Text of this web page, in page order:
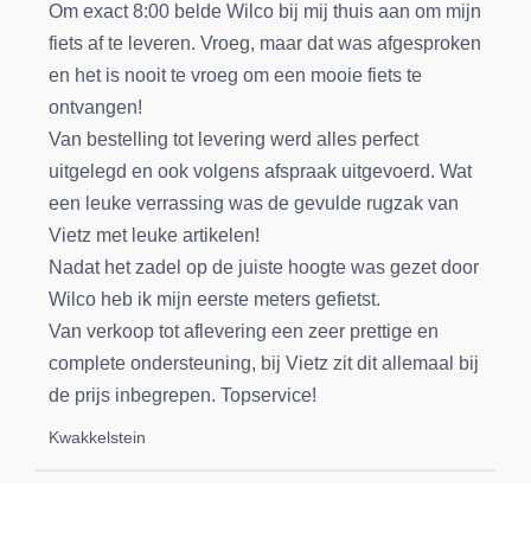
Om exact 8:00 belde Wilco bij mij thuis aan om mijn
fiets af te leveren. Vroeg, maar dat was afgesproken
en het is nooit te vroeg om een mooie fiets te
ontvangen!
Van bestelling tot levering werd alles perfect
uitgelegd en ook volgens afspraak uitgevoerd. Wat
een leuke verrassing was de gevulde rugzak van
Vietz met leuke artikelen!
Nadat het zadel op de juiste hoogte was gezet door
Wilco heb ik mijn eerste meters gefietst.
Van verkoop tot aflevering een zeer prettige en
complete ondersteuning, bij Vietz zit dit allemaal bij
de prijs inbegrepen. Topservice!
Kwakkelstein